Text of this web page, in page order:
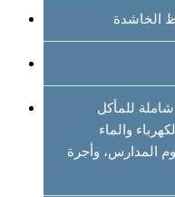
الخاشدة
للمأكل
والماء
المدارس، وأجرة